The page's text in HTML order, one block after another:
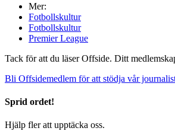
Mer:
Fotbollskultur
Fotbollskultur
Premier League
Tack för att du läser Offside. Ditt
Bli Offsidemedlem för att stödja vår
Sprid ordet!
Hjälp fler att upptäcka oss.